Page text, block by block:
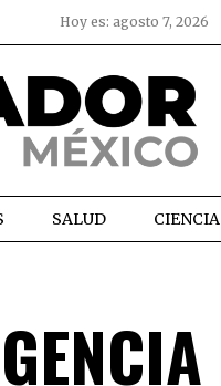
Hoy es: agosto 7, 2026
SALUD CIENCIA